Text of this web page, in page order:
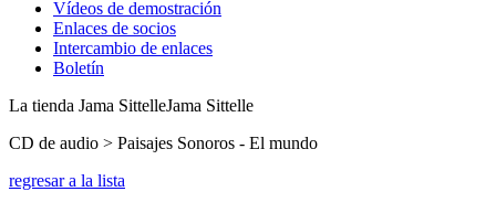
Vídeos de demostración
Enlaces de socios
Intercambio de enlaces
Boletín
La tienda Jama SittelleJama Sittelle
CD de audio > Paisajes Sonoros - El mundo
regresar a la lista